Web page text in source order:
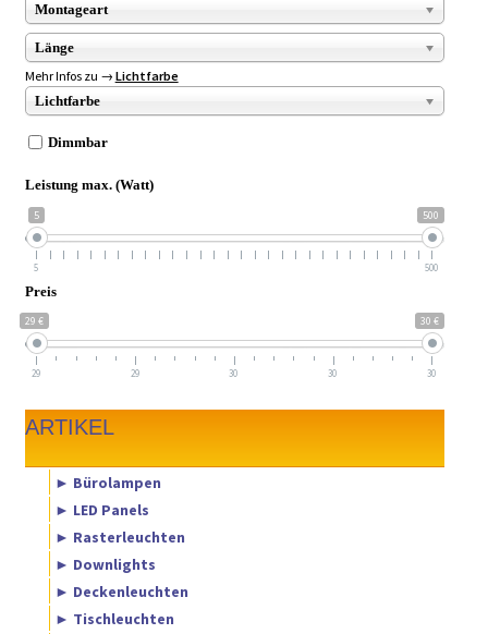
Montageart
Länge
Mehr Infos zu → Lichtfarbe
Lichtfarbe
Dimmbar
Leistung max. (Watt)
5 500
5 500
Preis
29 € 30 €
29 29 30 30 30
ARTIKEL
► Bürolampen
► LED Panels
► Rasterleuchten
► Downlights
► Deckenleuchten
► Tischleuchten